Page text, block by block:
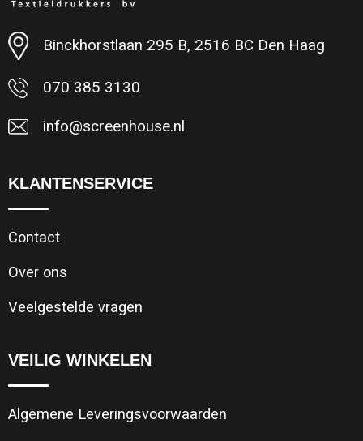
Minimale afname: 250
Binckhorstlaan 295 B, 2516 BC Den Haag
070 385 3130
info@screenhouse.nl
KLANTENSERVICE
Contact
Over ons
Veelgestelde vragen
VEILIG WINKELEN
Algemene Leveringsvoorwaarden